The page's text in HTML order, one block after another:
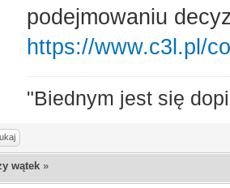
podejmowaniu
https://www.c3l.pl/
"Biednym jest się
wątek »